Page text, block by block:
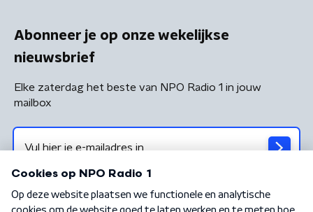
Abonneer je op onze wekelijkse
nieuwsbrief
Elke zaterdag het beste van NPO Radio 1 in jouw
mailbox